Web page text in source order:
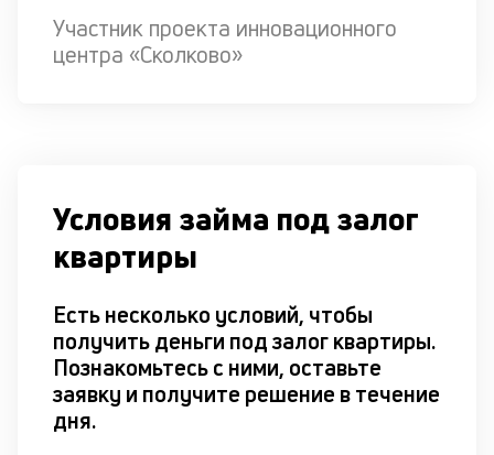
Участник проекта инновационного
центра «Сколково»
Условия займа под залог
квартиры
Есть несколько условий, чтобы
получить деньги под залог квартиры.
Познакомьтесь с ними, оставьте
заявку и получите решение в течение
дня.